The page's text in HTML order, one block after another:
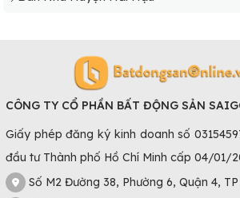
CÔNG TY CỔ PHẦN BẤT ĐỘNG SẢN
Giấy phép đăng ký kinh doanh số
đầu tư Thành phố Hồ Chí Minh cấp 04/01/
Số M2 Đường 38, Phường 6, Quận 4, TP